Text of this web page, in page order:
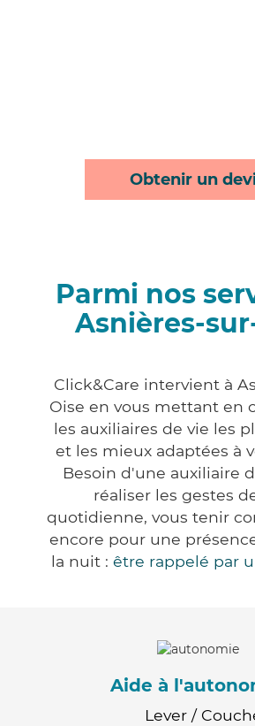
Obtenir un
Parmi nos
Asnières-
Click&Care intervient à
Oise en vous mettant en
les auxiliaires de vie les
et les mieux adaptées à
Besoin d'une auxiliaire
réaliser les gestes
quotidienne, vous tenir
encore pour une
la nuit : être rappelé par
Aide à
Lever /